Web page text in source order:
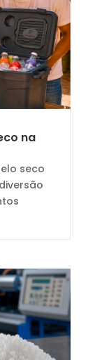
na
seco